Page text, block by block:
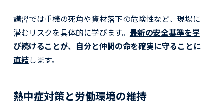
講習では重機の死角や資材落下の危険性など、現場に
潜むリスクを具体的に学びます。 最新の安全基準を学
び続けることが、自分と仲間の命を確実に守ることに
直結します。
熱中症対策と労働環境の維持